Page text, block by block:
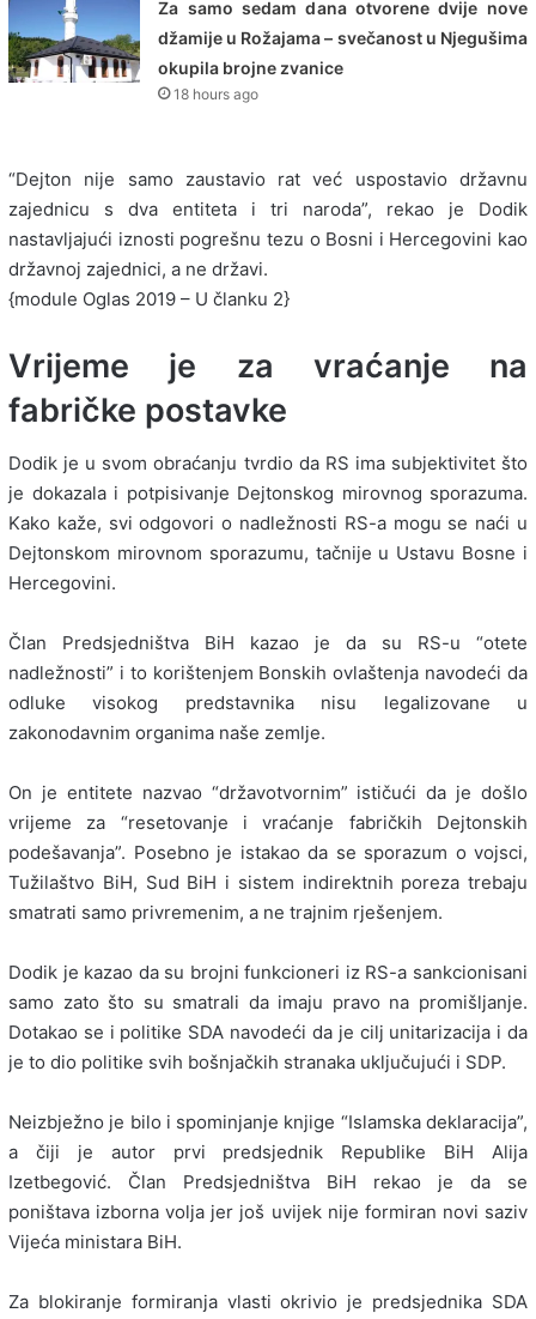
Za samo sedam dana otvorene dvije nove
džamije u Rožajama – svečanost u Njegušima
okupila brojne zvanice
18 hours ago
“Dejton nije samo zaustavio rat već uspostavio državnu
zajednicu s dva entiteta i tri naroda”, rekao je Dodik
nastavljajući iznosti pogrešnu tezu o Bosni i Hercegovini kao
državnoj zajednici, a ne državi.
{module Oglas 2019 – U članku 2}
Vrijeme je za vraćanje na
fabričke postavke
Dodik je u svom obraćanju tvrdio da RS ima subjektivitet što
je dokazala i potpisivanje Dejtonskog mirovnog sporazuma.
Kako kaže, svi odgovori o nadležnosti RS-a mogu se naći u
Dejtonskom mirovnom sporazumu, tačnije u Ustavu Bosne i
Hercegovini.
Član Predsjedništva BiH kazao je da su RS-u “otete
nadležnosti” i to korištenjem Bonskih ovlaštenja navodeći da
odluke visokog predstavnika nisu legalizovane u
zakonodavnim organima naše zemlje.
On je entitete nazvao “državotvornim” ističući da je došlo
vrijeme za “resetovanje i vraćanje fabričkih Dejtonskih
podešavanja”. Posebno je istakao da se sporazum o vojsci,
Tužilaštvo BiH, Sud BiH i sistem indirektnih poreza trebaju
smatrati samo privremenim, a ne trajnim rješenjem.
Dodik je kazao da su brojni funkcioneri iz RS-a sankcionisani
samo zato što su smatrali da imaju pravo na promišljanje.
Dotakao se i politike SDA navodeći da je cilj unitarizacija i da
je to dio politike svih bošnjačkih stranaka uključujući i SDP.
Neizbježno je bilo i spominjanje knjige “Islamska deklaracija”,
a čiji je autor prvi predsjednik Republike BiH Alija
Izetbegović. Član Predsjedništva BiH rekao je da se
poništava izborna volja jer još uvijek nije formiran novi saziv
Vijeća ministara BiH.
Za blokiranje formiranja vlasti okrivio je predsjednika SDA